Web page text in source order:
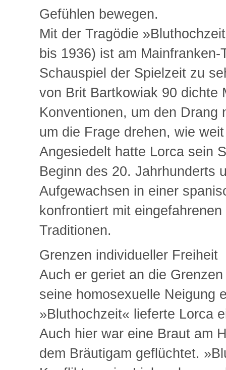
Gefühlen bewegen.
Mit der Tragödie
bis 1936) ist am
Schauspiel der Spielzeit zu
von Brit Bartkowiak 90 dichte
Konventionen, um den Drang
um die Frage drehen, wie
Angesiedelt hatte Lorca sein
Beginn des 20. Jahrhunderts
Aufgewachsen in einer
konfrontiert mit
Traditionen.
Grenzen individueller Freiheit
Auch er geriet an die
seine homosexuelle Neigung
»Bluthochzeit« lieferte Lorca
Auch hier war eine Braut am
dem Bräutigam geflüchtet.